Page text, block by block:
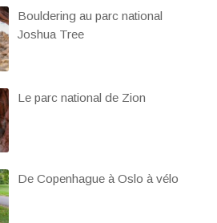
Bouldering au parc national
Joshua Tree
Le parc national de Zion
De Copenhague à Oslo à vélo